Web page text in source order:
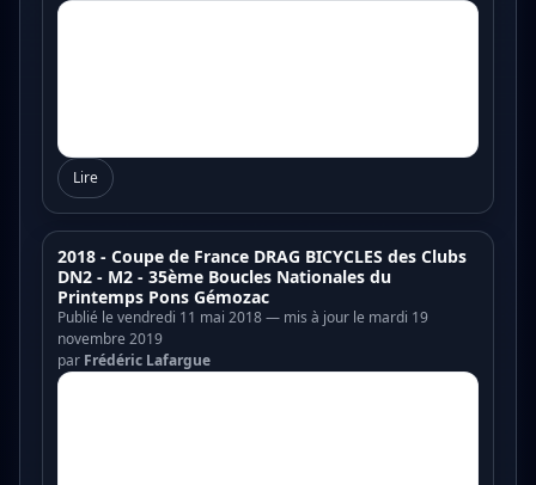
Lire
2018 - Coupe de France DRAG BICYCLES des Clubs
DN2 - M2 - 35ème Boucles Nationales du
Printemps Pons Gémozac
Publié le vendredi 11 mai 2018 — mis à jour le mardi 19
novembre 2019
par Frédéric Lafargue